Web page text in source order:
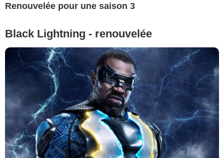
Renouvelée pour une saison 3
Black Lightning - renouvelée